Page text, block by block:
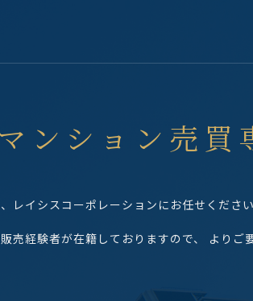
ンション売買
レイシスコーポレーションにお任せください
売経験者が在籍しておりますので、 よりご